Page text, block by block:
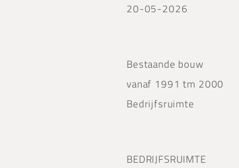
20-05-2026
Bestaande bouw
vanaf 1991 tm 2000
Bedrijfsruimte
BEDRIJFSRUIMTE